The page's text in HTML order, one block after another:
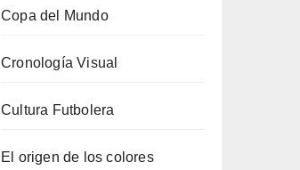
Copa del Mundo
Cronología Visual
Cultura Futbolera
El origen de los colores